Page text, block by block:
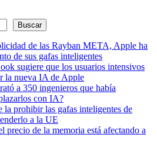
Buscar
de las Rayban META, Apple ha
de sus gafas inteligentes
sugiere que los usuarios intensivos
la nueva IA de Apple
a 350 ingenieros que había
con IA?
la prohibir las gafas inteligentes de
a la UE
precio de la memoria está afectando a